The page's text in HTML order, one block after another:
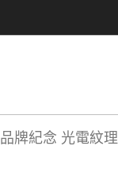
品牌紀念 光電紋理